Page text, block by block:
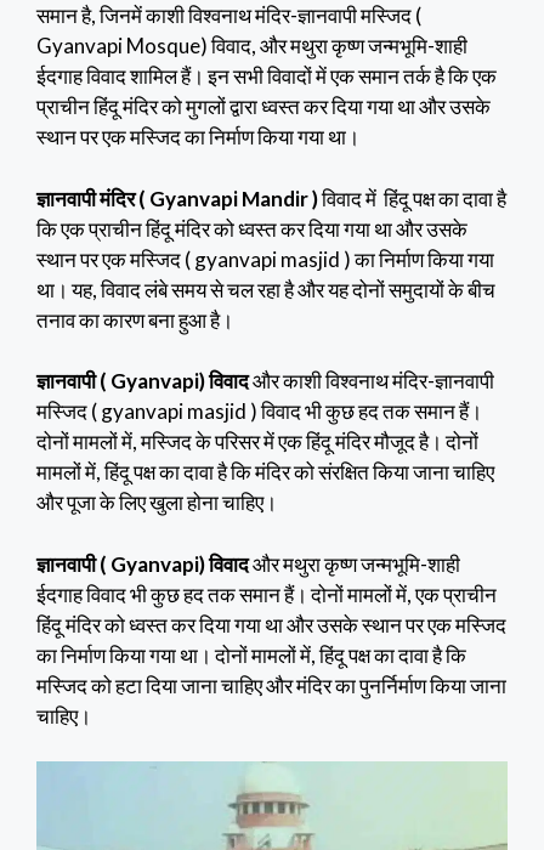
समान है, जिनमें काशी विश्वनाथ मंदिर-ज्ञानवापी मस्जिद (
Gyanvapi Mosque) विवाद, और मथुरा कृष्ण जन्मभूमि-शाही
ईदगाह विवाद शामिल हैं। इन सभी विवादों में एक समान तर्क है कि एक
प्राचीन हिंदू मंदिर को मुगलों द्वारा ध्वस्त कर दिया गया था और उसके
स्थान पर एक मस्जिद का निर्माण किया गया था।
ज्ञानवापी मंदिर ( Gyanvapi Mandir )विवाद में हिंदू पक्ष का दावा है
कि एक प्राचीन हिंदू मंदिर को ध्वस्त कर दिया गया था और उसके
स्थान पर एक मस्जिद ( gyanvapi masjid ) का निर्माण किया गया
था। यह, विवाद लंबे समय से चल रहा है और यह दोनों समुदायों के बीच
तनाव का कारण बना हुआ है।
ज्ञानवापी ( Gyanvapi) विवादऔर काशी विश्वनाथ मंदिर-ज्ञानवापी
मस्जिद ( gyanvapi masjid ) विवाद भी कुछ हद तक समान हैं।
दोनों मामलों में, मस्जिद के परिसर में एक हिंदू मंदिर मौजूद है। दोनों
मामलों में, हिंदू पक्ष का दावा है कि मंदिर को संरक्षित किया जाना चाहिए
और पूजा के लिए खुला होना चाहिए।
ज्ञानवापी ( Gyanvapi) विवादऔर मथुरा कृष्ण जन्मभूमि-शाही
ईदगाह विवाद भी कुछ हद तक समान हैं। दोनों मामलों में, एक प्राचीन
हिंदू मंदिर को ध्वस्त कर दिया गया था और उसके स्थान पर एक मस्जिद
का निर्माण किया गया था। दोनों मामलों में, हिंदू पक्ष का दावा है कि
मस्जिद को हटा दिया जाना चाहिए और मंदिर का पुनर्निर्माण किया जाना
चाहिए।